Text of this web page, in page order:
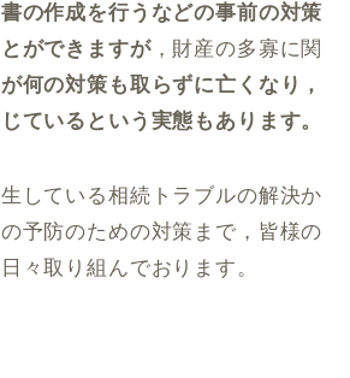
の作成を行うなどの事前の対策
ができますが，財産の多寡に関
何の対策も取らずに亡くなり，
ているという実態もあります。
している相続トラブルの解決か
予防のための対策まで，皆様の
々取り組んでおります。